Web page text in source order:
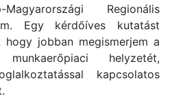
Regionális
Egy kérdőíves kutatást
hogy jobban megismerjem a
helyzetét,
kapcsolatos